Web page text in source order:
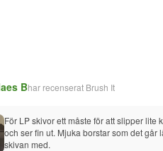
Bhar recenserat Brush It
För LP skivor ett måste för att slipper lite
och ser fin ut. Mjuka borstar som det går
skivan med.